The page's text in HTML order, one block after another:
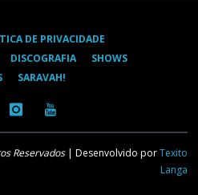
DE PRIVACIDADE
DISCOGRAFIA
SHOWS
SARAVAH!
Reservados| Desenvolvido porTexito
Langa